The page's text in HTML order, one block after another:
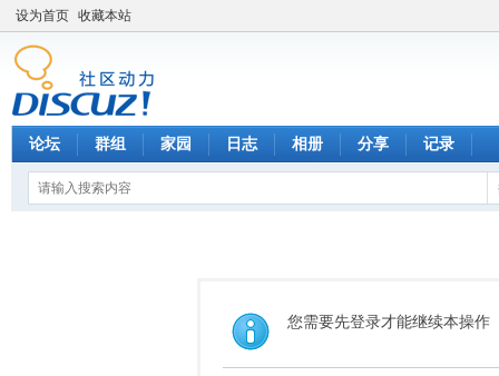
设为首页 收藏本站
论坛 群组 家园 日志 相册 分享 记录
您需要先登录才能继续本操作